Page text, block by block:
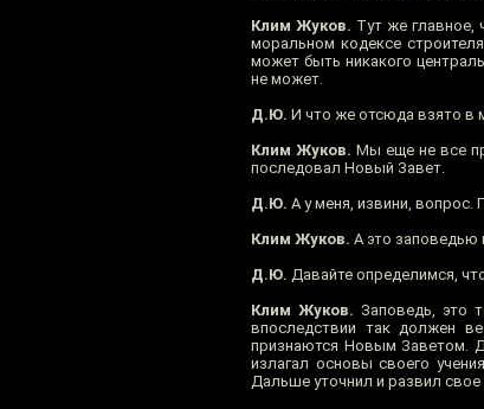
Клим Жуков. Тут же главное,
моральном кодексе
может быть никакого
не может.
Д.Ю. И что же отсюда взято в
Клим Жуков. Мы еще не все
последовал Новый Завет.
Д.Ю. А у меня, извини, вопрос.
Клим Жуков. А это заповедью
Д.Ю. Давайте определимся,
Клим Жуков. Заповедь, это
впоследствии так должен
признаются Новым Заветом.
излагал основы своего
Дальше уточнил и развил